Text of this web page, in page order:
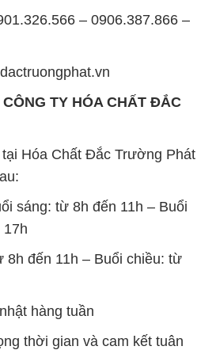
– 0906.387.866 –
TY HÓA CHẤT ĐẮC
tại Hóa Chất Đắc Trường Phát
sáng: từ 8h đến 11h – Buổi
17h
8h đến 11h – Buổi chiều: từ
hàng tuần
thời gian và cam kết tuân